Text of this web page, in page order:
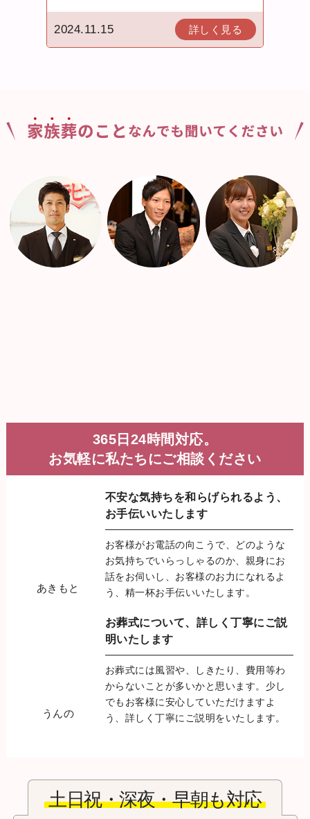
詳しく見る 2024.08.08 詳しく見る
365日24時間対応。
お気軽に私たちにご相談ください
あきもと
不安な気持ちを和らげられるよう、
お手伝いいたします
お客様がお電話の向こうで、どのような
お気持ちでいらっしゃるのか、親身にお
話をお伺いし、お客様のお力になれるよ
う、精一杯お手伝いいたします。
うんの
お葬式について、詳しく丁寧に ご説
明いたします
お葬式には風習や、しきたり、費用等わ
からないことが多いかと思います。少し
でもお客様に安心していただけますよ
う、詳しく丁寧にご説明をいたします。
土日祝・深夜・早朝も対応